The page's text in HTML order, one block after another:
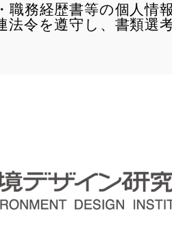
職務経歴書等の個人情
法令を遵守し、書類選